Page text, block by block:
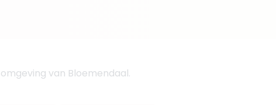
van Bloemendaal.